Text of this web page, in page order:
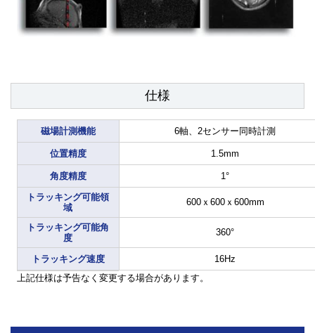
仕様
磁場計測機能 6軸、2センサー同時計測
位置精度 1.5mm
角度精度
1°
トラッキング可能領
域
600ｘ600ｘ600mm
トラッキング可能角
度
360°
トラッキング速度
16Hz
上記仕様は予告なく変更する場合があります。